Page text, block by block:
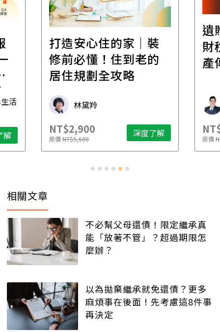
活
解
打造安心住的家｜裝
修前必懂！住到老的
居住規劃全攻略
林黛羚
NT$2,900
原價NT$5,600 深度了解
遺
財
產
原價
相關文章
不必幫父母還債！限定繼承真
能「放著不管」？超過期限怎
麼辦？
以為拋棄繼承就免還債？更多
麻煩事在後面！先考慮這8件事
再決定